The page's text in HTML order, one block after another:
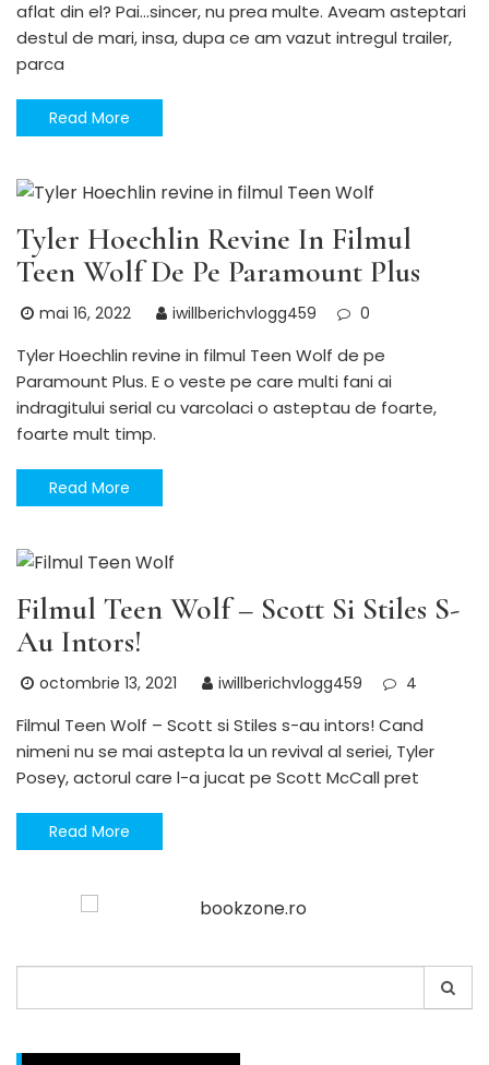
aflat din el? Pai…sincer, nu prea multe. Aveam asteptari
destul de mari, insa, dupa ce am vazut intregul trailer,
parca
Read More
Tyler Hoechlin Revine In Filmul
Teen Wolf De Pe Paramount Plus
mai 16, 2022 iwillberichvlogg459 0
Tyler Hoechlin revine in filmul Teen Wolf de pe
Paramount Plus. E o veste pe care multi fani ai
indragitului serial cu varcolaci o asteptau de foarte,
foarte mult timp.
Read More
Filmul Teen Wolf – Scott Si Stiles S-
Au Intors!
octombrie 13, 2021 iwillberichvlogg459 4
Filmul Teen Wolf – Scott si Stiles s-au intors! Cand
nimeni nu se mai astepta la un revival al seriei, Tyler
Posey, actorul care l-a jucat pe Scott McCall pret
Read More
for: